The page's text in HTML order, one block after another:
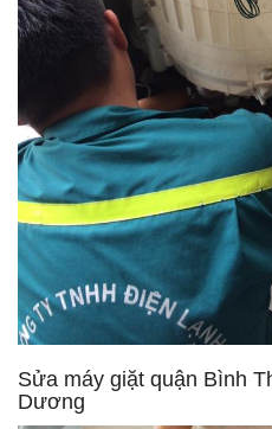
Sửa máy giặt quận Bình
Dương